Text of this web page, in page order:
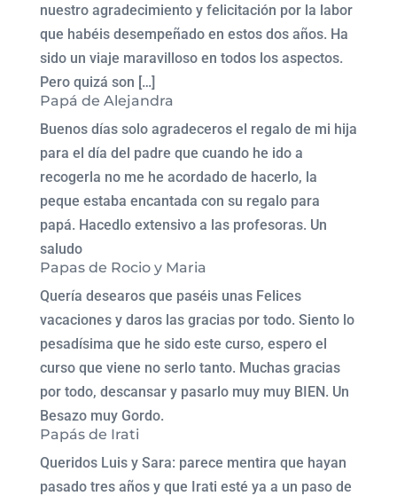
nuestro agradecimiento y felicitación por la labor
que habéis desempeñado en estos dos años. Ha
sido un viaje maravilloso en todos los aspectos.
Pero quizá son […]
Papá de Alejandra
Buenos días solo agradeceros el regalo de mi hija
para el día del padre que cuando he ido a
recogerla no me he acordado de hacerlo, la
peque estaba encantada con su regalo para
papá. Hacedlo extensivo a las profesoras. Un
saludo
Papas de Rocio y Maria
Quería desearos que paséis unas Felices
vacaciones y daros las gracias por todo. Siento lo
pesadísima que he sido este curso, espero el
curso que viene no serlo tanto. Muchas gracias
por todo, descansar y pasarlo muy muy BIEN. Un
Besazo muy Gordo.
Papás de Irati
Queridos Luis y Sara: parece mentira que hayan
pasado tres años y que Irati esté ya a un paso de